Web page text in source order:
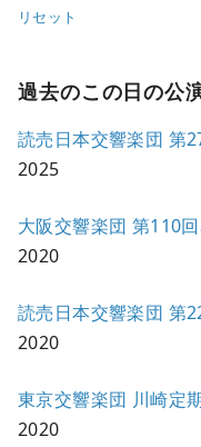
リセット
過去のこの日の公
読売日本交響楽団 第
2025
大阪交響楽団 第110
2020
読売日本交響楽団 第
2020
東京交響楽団 川崎定
2020